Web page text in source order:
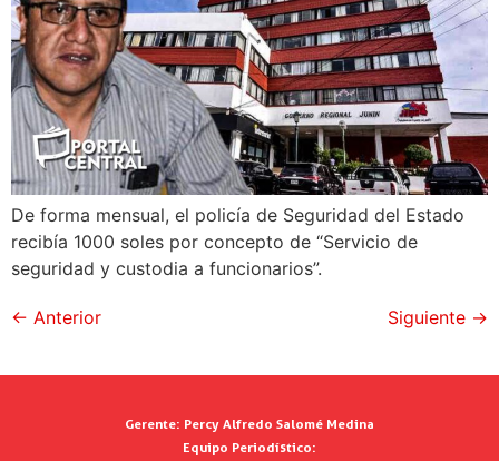
De forma mensual, el policía de Seguridad del Estado
recibía 1000 soles por concepto de “Servicio de
seguridad y custodia a funcionarios”.
← Anterior Siguiente →
Gerente: Percy Alfredo Salomé Medina
Equipo Periodístico: